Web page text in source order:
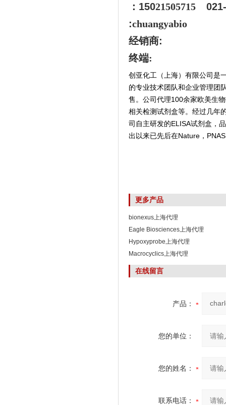
：15021505715
021-
:chuangyabio
经销商:
终端:
创亚化工（上海）有限公司是
的专业技术团队和企业管理团
售。公司代理100余家欧美生
相关检测试剂盒等。经过几年
司自主研发的ELISA试剂盒，
出以来已先后在Nature，
更多产品
bionexus上海代理
Eagle Biosciences上海代理
Hypoxyprobe上海代理
Macrocyclics上海代理
在线留言
产品：
您的单位：
您的姓名：
联系电话：